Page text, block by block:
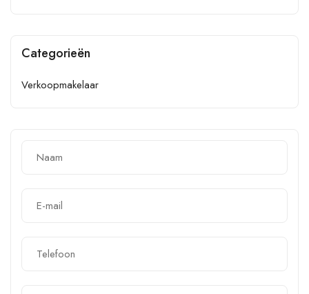
Categorieën
Verkoopmakelaar